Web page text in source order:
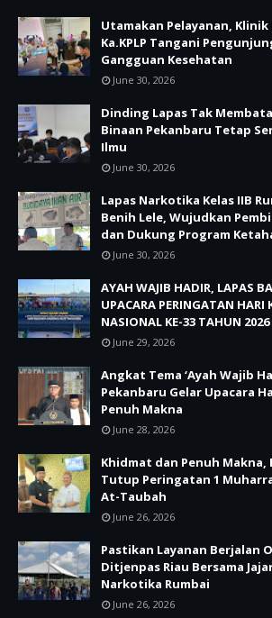
Utamakan Pelayanan, Klinik
Ka.KPLP Tangani
Gangguan Kesehatan
June 30, 2026
Dinding Lapas Tak
Binaan Pekanbaru Tetap
Ilmu
June 30, 2026
Lapas Narkotika Kelas IIB
Benih Lele, Wujudkan
dan Dukung Program
June 30, 2026
AYAH WAJIB HADIR, LAPAS
UPACARA PERINGATAN HARI
NASIONAL KE-33 TAHUN 2026
June 29, 2026
Angkat Tema ‘Ayah Wajib
Pekanbaru Gelar Upacara
Penuh Makna
June 28, 2026
Khidmat dan Penuh Makna,
Tutup Peringatan 1
At-Taubah
June 26, 2026
Pastikan Layanan Berjalan
Ditjenpas Riau Bersama
Narkotika Rumbai
June 26, 2026